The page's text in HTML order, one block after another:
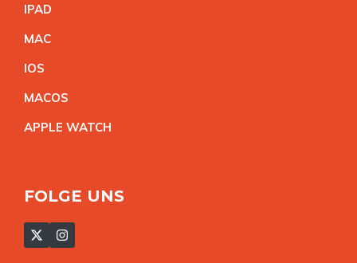
IPAD
MAC
IOS
MACOS
APPLE WATCH
FOLGE UNS